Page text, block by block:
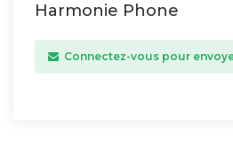
Harmonie Phone
Connectez-vous pour